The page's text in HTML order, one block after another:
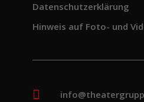
Datenschutzerklärung
Hinweis auf Foto- und
